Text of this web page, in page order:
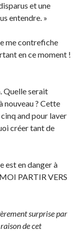
et une
entendre. »
me contrefiche
en ce moment !
Quelle serait
nouveau ? Cette
and pour laver
créer tant de
est en danger à
PARTIR VERS
surprise par
de cet